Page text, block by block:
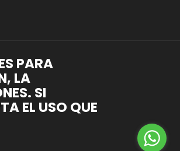
PARA
LA
SI
EL USO QUE